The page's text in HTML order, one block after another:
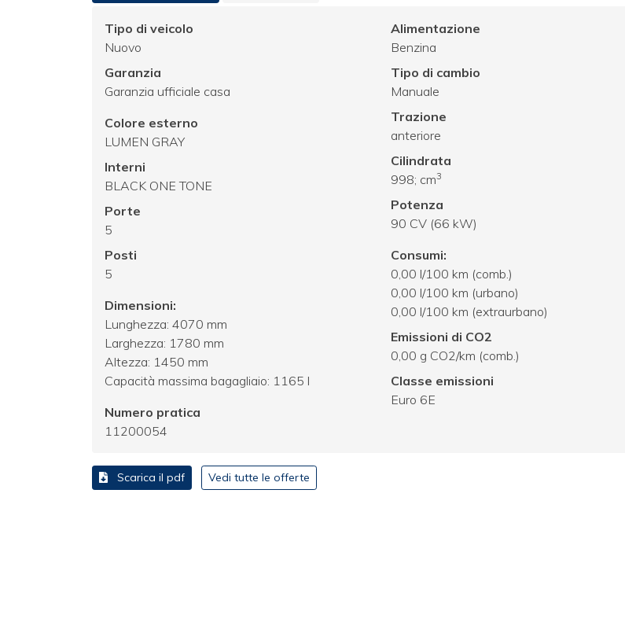
Tipo di veicolo
Nuovo
Garanzia
Garanzia ufficiale casa
Colore esterno
LUMEN GRAY
Interni
BLACK ONE TONE
Porte
5
Posti
5
Dimensioni:
Lunghezza: 4070 mm
Larghezza: 1780 mm
Altezza: 1450 mm
Capacità massima bagagliaio: 1165 l
Numero pratica
11200054
Alimentazione
Benzina
Tipo di cambio
Manuale
Trazione
anteriore
Cilindrata
998; cm3
Potenza
90 CV (66 kW)
Consumi:
0,00 l/100 km (comb.)
0,00 l/100 km (urbano)
0,00 l/100 km (extraurbano)
Emissioni di CO2
0,00 g CO2/km (comb.)
Classe emissioni
Euro 6E
Scarica il pdf Vedi tutte le offerte